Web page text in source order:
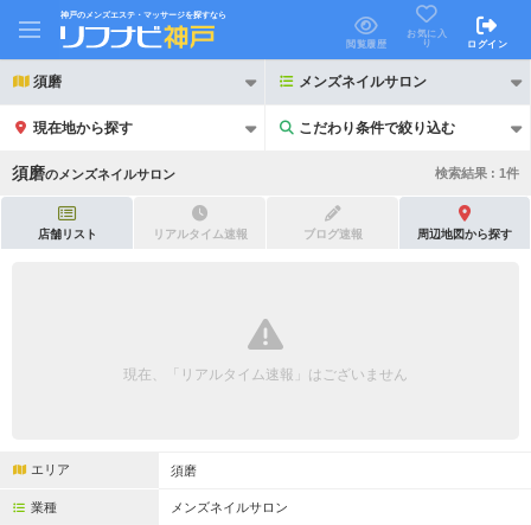
神戸のメンズエステ・マッサージを探すなら
閲覧履歴
お気に入
り
ログイン
須磨 メンズネイルサロン
現在地から探す こだわり条件で絞り込む
こだわり条件で絞り込む
須磨の メンズネイルサロン 検索結果 : 1件
店舗リスト リアルタイム速報 ブログ速報 周辺地図から探す
現在、「リアルタイム速報」はございません
エリア 須磨
業種 メンズネイルサロン